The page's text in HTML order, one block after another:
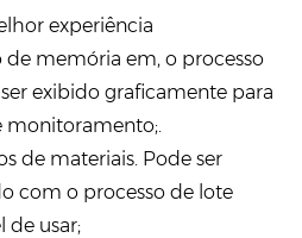
experiência
de memória em, o processo
exibido graficamente para
monitoramento;.
de materiais. Pode ser
com o processo de lote
de usar;